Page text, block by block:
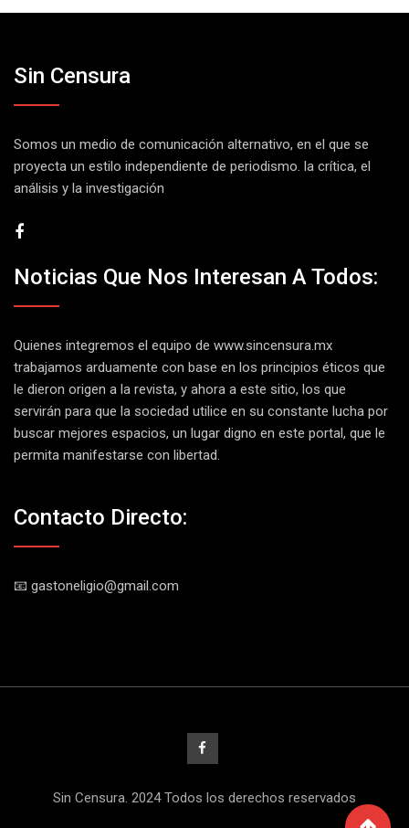
Sin Censura
Somos un medio de comunicación alternativo, en el que se
proyecta un estilo independiente de periodismo. la crítica, el
análisis y la investigación
Noticias Que Nos Interesan A Todos:
Quienes integremos el equipo de www.sincensura.mx
trabajamos arduamente con base en los principios éticos que
le dieron origen a la revista, y ahora a este sitio, los que
servirán para que la sociedad utilice en su constante lucha por
buscar mejores espacios, un lugar digno en este portal, que le
permita manifestarse con libertad.
Contacto Directo:
📧 gastoneligio@gmail.com
Sin Censura. 2024 Todos los derechos reservados